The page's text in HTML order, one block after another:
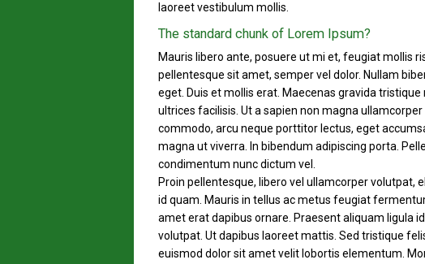
laoreet vestibulum mollis.
The standard chunk of Lorem Ipsum?
Mauris libero ante, posuere ut mi et, feugiat mollis
pellentesque sit amet, semper vel dolor. Nullam
eget. Duis et mollis erat. Maecenas gravida
ultrices facilisis. Ut a sapien non magna
commodo, arcu neque porttitor lectus, eget
magna ut viverra. In bibendum adipiscing porta.
condimentum nunc dictum vel.
Proin pellentesque, libero vel ullamcorper volutpat,
id quam. Mauris in tellus ac metus feugiat
amet erat dapibus ornare. Praesent aliquam ligula
volutpat. Ut dapibus laoreet mattis. Sed tristique
euismod dolor sit amet velit lobortis elementum.